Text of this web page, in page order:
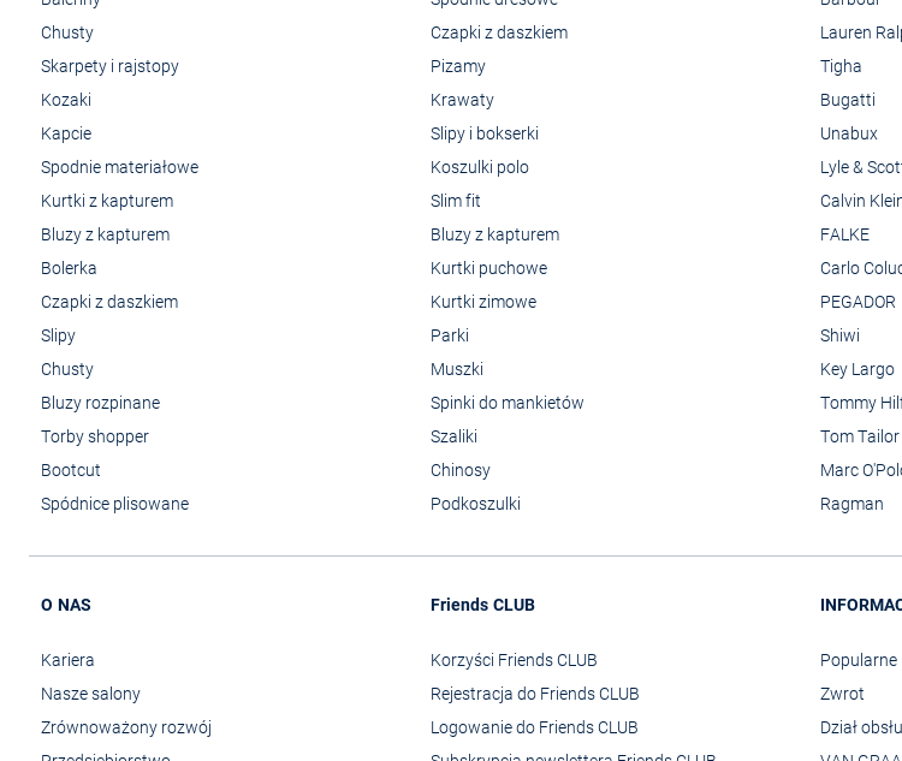
Chusty
Skarpety i rajstopy
Kozaki
Kapcie
Spodnie materiałowe
Kurtki z kapturem
Bluzy z kapturem
Bolerka
Czapki z daszkiem
Slipy
Chusty
Bluzy rozpinane
Torby shopper
Bootcut
Spódnice plisowane
Czapki z daszkiem
Pizamy
Krawaty
Slipy i bokserki
Koszulki polo
Slim fit
Bluzy z kapturem
Kurtki puchowe
Kurtki zimowe
Parki
Muszki
Spinki do mankietów
Szaliki
Chinosy
Podkoszulki
Lauren
Tigha
Bugatti
Unabux
Lyle &
Calvin
FALKE
Carlo
PEGADOR
Shiwi
Key Largo
Tommy
Tom
Marc
Ragman
O NAS
Kariera
Nasze salony
Zrównoważony rozwój
Friends CLUB
Korzyści Friends CLUB
Rejestracja do Friends CLUB
Logowanie do Friends CLUB
Popularne
Zwrot
Dział